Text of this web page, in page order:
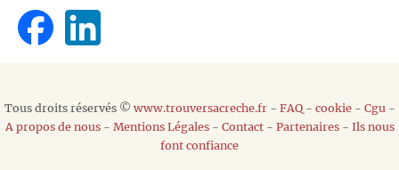
Tous droits réservés © www.trouversacreche.fr- FAQ- cookie- Cgu -
A propos de nous- Mentions Légales- Contact- Partenaires- Ils nous
font confiance